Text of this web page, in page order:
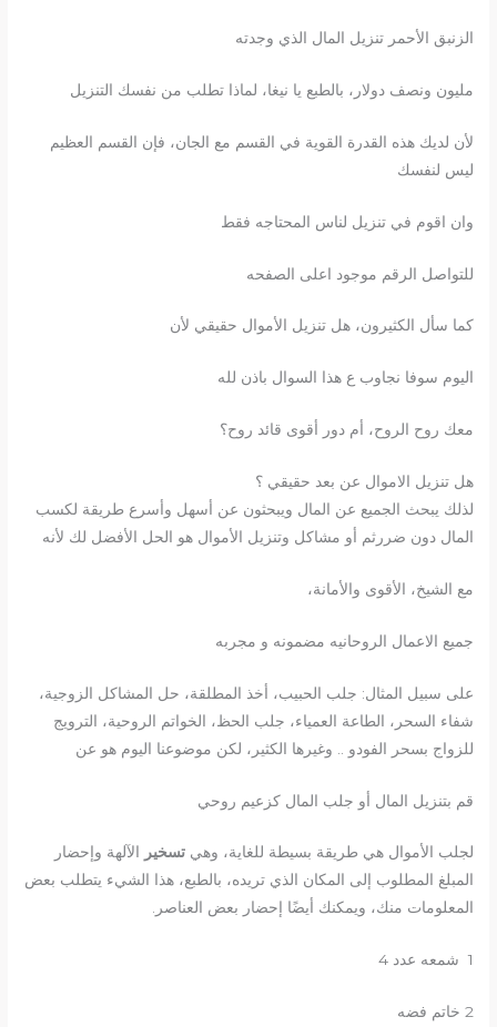
الزنبق الأحمر تنزيل المال الذي وجدته
مليون ونصف دولار، بالطبع يا نيغا، لماذا تطلب من نفسك التنزيل
لأن لديك هذه القدرة القوية في القسم مع الجان، فإن القسم العظيم
ليس لنفسك
وان اقوم في تنزيل لناس المحتاجه فقط
للتواصل الرقم موجود اعلى الصفحه
كما سأل الكثيرون، هل تنزيل الأموال حقيقي لأن
اليوم سوفا نجاوب ع هذا السوال باذن لله
معك روح الروح، أم دور أقوى قائد روح؟
هل تنزيل الاموال عن بعد حقيقي ؟
لذلك يبحث الجميع عن المال ويبحثون عن أسهل وأسرع طريقة لكسب
المال دون ضررثم أو مشاكل وتنزيل الأموال هو الحل الأفضل لك لأنه
مع الشيخ، الأقوى والأمانة،
جميع الاعمال الروحانيه مضمونه و مجربه
على سبيل المثال: جلب الحبيب، أخذ المطلقة، حل المشاكل الزوجية،
شفاء السحر، الطاعة العمياء، جلب الحظ، الخواتم الروحية، الترويج
للزواج بسحر الفودو .. وغيرها الكثير، لكن موضوعنا اليوم هو عن
قم بتنزيل المال أو جلب المال كزعيم روحي
لجلب الأموال هي طريقة بسيطة للغاية، وهي تسخير الآلهة وإحضار
المبلغ المطلوب إلى المكان الذي تريده، بالطبع، هذا الشيء يتطلب بعض
المعلومات منك، ويمكنك أيضًا إحضار بعض العناصر.
1 شمعه عدد 4
2 خاتم فضه